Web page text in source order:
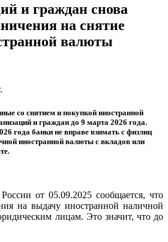
и граждан снова
на снятие
валюты
со снятием и покупкой иностранной
и граждан до 9 марта 2026 года.
года банки не вправе взимать с физлиц
иностранной валюты с вкладов или
от 05.09.2025 сообщается, что
на выдачу иностранной наличной
лицам. Это значит, что до